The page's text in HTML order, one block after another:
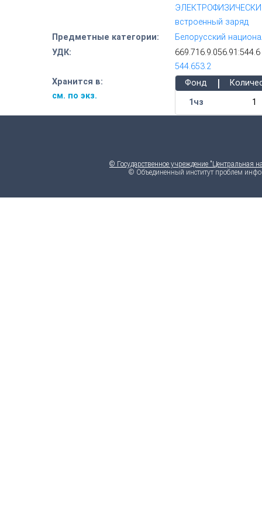
встроенный заряд
Предметные категории:
Белорусский
УДК:
669.716.9.056.91:544.6
544.653.2
Хранится в:
см. по экз.
Фонд |
1чз
1
© Государственное учреждение
© Объединенный институт проблем